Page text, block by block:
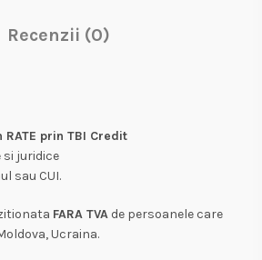
Recenzii (0)
RATE prin TBI Credit
si juridice
sau CUI.
FARA TVA de persoanele care
Ucraina.